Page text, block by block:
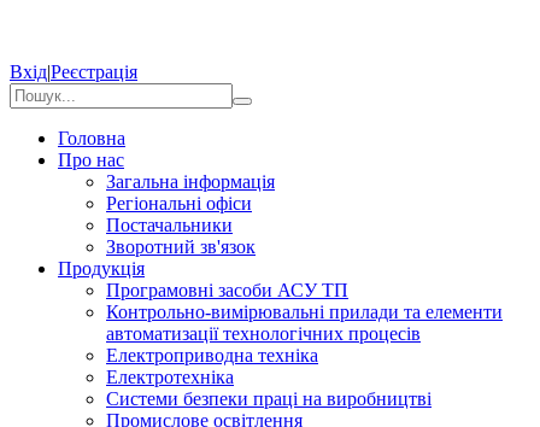
Вхід|Реєстрація
Головна
Про нас
Загальна інформація
Регіональні офіси
Постачальники
Зворотний зв'язок
Продукція
Програмовні засоби АСУ ТП
Контрольно-вимірювальні прилади та елементи
автоматизації технологічних процесів
Електроприводна техніка
Електротехніка
Системи безпеки праці на виробництві
Промислове освітлення